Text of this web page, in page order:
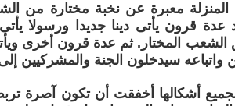
المنزلة معبرة عن نخبة مختارة من
عدة قرون يأتى دينا جديدا ورسولا
الشعب المختار. ثم عدة قرون أخرى
واتباعه سيدخلون الجنة والمشركيين إلى
بجميع أشكالها أخفقت أن تكون آصرة